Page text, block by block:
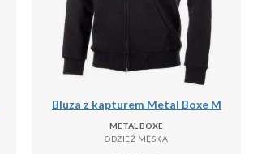
Bluza z kapturem Metal Boxe M
METAL BOXE
ODZIEŻ MĘSKA